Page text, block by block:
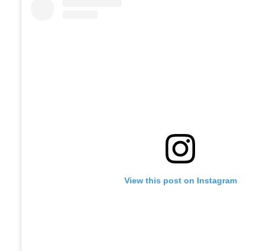
View this post on Instagram